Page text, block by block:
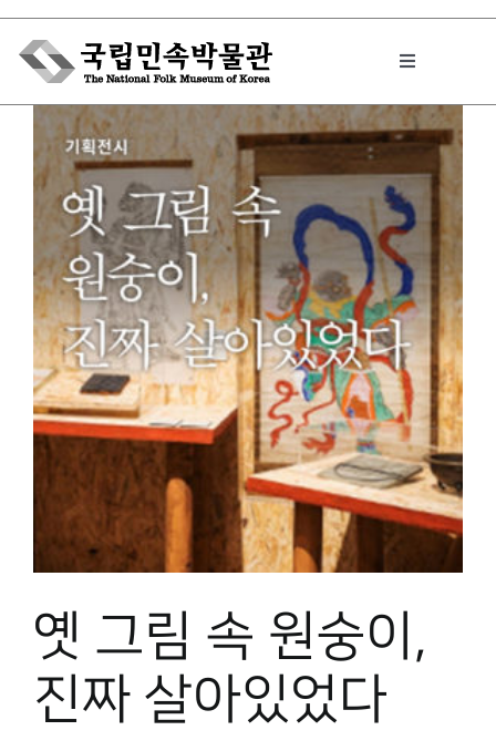
Skip
content
Toggle
박물관에서는
민속이야기
민속 인사이드
원문보기 PDF
박물관 홈페이지
옛 그림 속 원숭이,
진짜 살아있었다